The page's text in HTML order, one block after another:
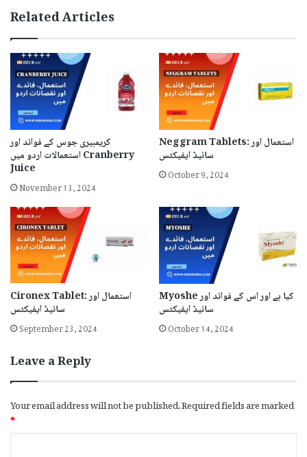
Related Articles
کریمبیری جوس کے فوائد اور
استعمالات اردو میں Cranberry
Juice
November 13, 2024
Neggram Tablets: استعمال اور
سائیڈ ایفیکٹس
October 9, 2024
Cironex Tablet: استعمال اور
سائیڈ ایفیکٹس
September 23, 2024
Myoshe کیا ہے اور اس کے فوائد اور
سائیڈ ایفیکٹس
October 14, 2024
Leave a Reply
Your email address will not be published.Required fields are marked
*